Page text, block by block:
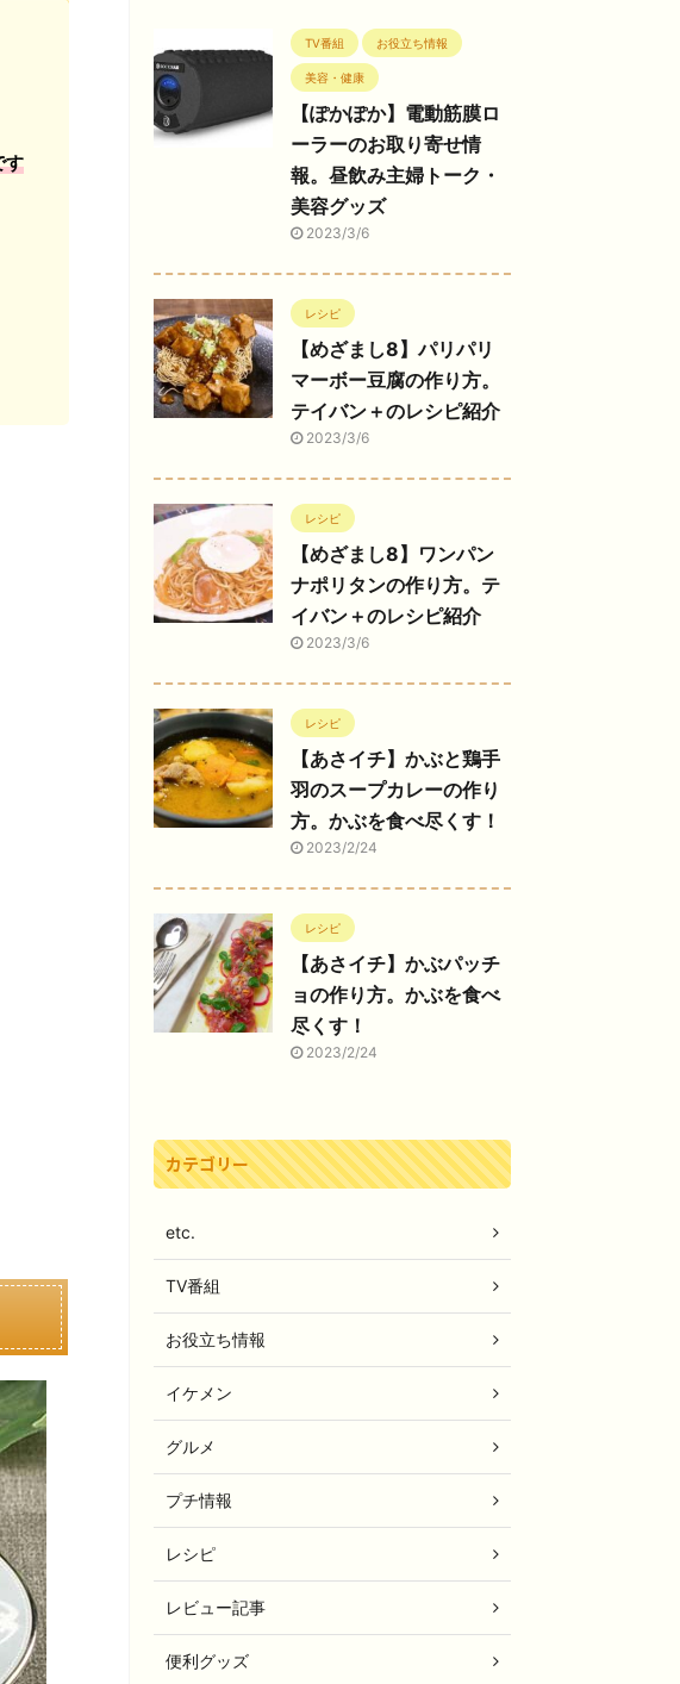
す
TV番組 お役立ち情報
美容・健康
【ぽかぽか】電動筋膜ロ
ーラーのお取り寄せ情
報。昼飲み主婦トーク・
美容グッズ
2023/3/6
レシピ
【めざまし8】パリパリ
マーボー豆腐の作り方。
テイバン＋のレシピ紹介
2023/3/6
レシピ
【めざまし8】ワンパン
ナポリタンの作り方。テ
イバン＋のレシピ紹介
2023/3/6
レシピ
【あさイチ】かぶと鶏手
羽のスープカレーの作り
方。かぶを食べ尽くす！
2023/2/24
レシピ
【あさイチ】かぶパッチ
ョの作り方。かぶを食べ
尽くす！
2023/2/24
カテゴリー
etc.
TV番組
お役立ち情報
イケメン
グルメ
プチ情報
レシピ
レビュー記事
便利グッズ